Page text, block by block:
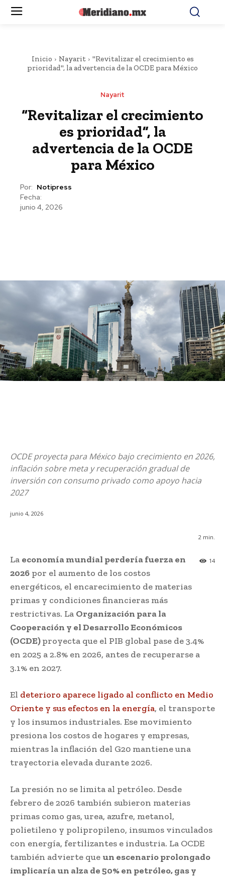
Inicio Nayarit
"Revitalizar el crecimiento es
prioridad", la advertencia de la OCDE para México
Nayarit
“Revitalizar el crecimiento
es prioridad”, la
advertencia de la OCDE
para México
Por: Notipress
Fecha:
junio 4, 2026
OCDE proyecta para México bajo crecimiento en 2026,
inflación sobre meta y recuperación gradual de
inversión con consumo privado como apoyo hacia
2027
junio 4, 2026
2 min.
14
La economía mundial perdería fuerza en
2026 por el aumento de los costos
energéticos, el encarecimiento de materias
primas y condiciones financieras más
restrictivas. La Organización para la
Cooperación y el Desarrollo Económicos
(OCDE)proyecta que el PIB global pase de 3.4%
en 2025 a 2.8% en 2026, antes de recuperarse a
3.1% en 2027.
El deterioro aparece ligado al conflicto en Medio
Oriente y sus efectos en la energía, el transporte
y los insumos industriales. Ese movimiento
presiona los costos de hogares y empresas,
mientras la inflación del G20 mantiene una
trayectoria elevada durante 2026.
La presión no se limita al petróleo. Desde
febrero de 2026 también subieron materias
primas como gas, urea, azufre, metanol,
polietileno y polipropileno, insumos vinculados
con energía, fertilizantes e industria. La OCDE
también advierte que un escenario prolongado
implicaría un alza de 50% en petróleo, gas y